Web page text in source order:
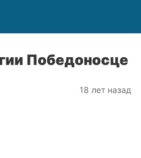
Победоносце
18 лет назад